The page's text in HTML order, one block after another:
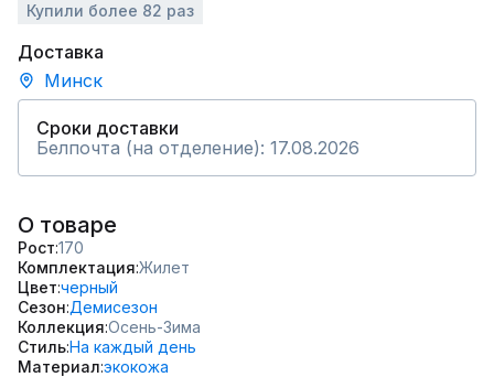
Купили более 82 раз
Доставка
Минск
Сроки доставки
Белпочта (на отделение): 17.08.2026
О товаре
Рост 170
Комплектация Жилет
Цвет черный
Сезон Демисезон
Коллекция Осень-Зима
СтильНа каждый день
Материал экокожа